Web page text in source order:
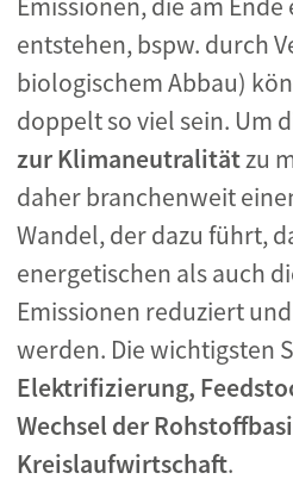
Emissionen, die am
entstehen, bspw. durch
biologischem Abbau)
doppelt so viel sein. Um
zur Klimaneutralitätzu
daher branchenweit
Wandel, der dazu führt,
energetischen als auch
Emissionen reduziert
werden. Die wichtigsten
Elektrifizierung,
Wechsel der
Kreislaufwirtschaft.